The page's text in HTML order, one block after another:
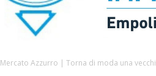
Mercato Azzurro | Torna di moda una